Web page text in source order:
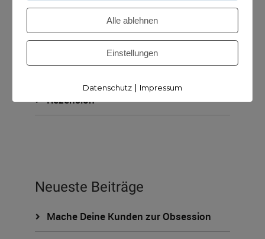
KUNDISCHzukunft
ohne Kategorie
Podcast
Rezension
Neueste Beiträge
Mache Deine Kunden zur Obsession
Alle ablehnen
Einstellungen
Datenschutz| Impressum